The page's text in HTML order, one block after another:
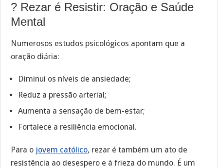
? Rezar é Resistir: Oração e Saúde
Mental
Numerosos estudos psicológicos apontam que a
oração diária:
Diminui os níveis de ansiedade;
Reduz a pressão arterial;
Aumenta a sensação de bem-estar;
Fortalece a resiliência emocional.
Para o jovem católico, rezar é também um ato de
resistência ao desespero e à frieza do mundo. É um